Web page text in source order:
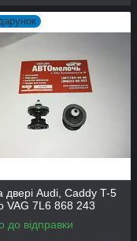
двері Audi, Caddy T-5
VAG 7L6 868 243
до відправки